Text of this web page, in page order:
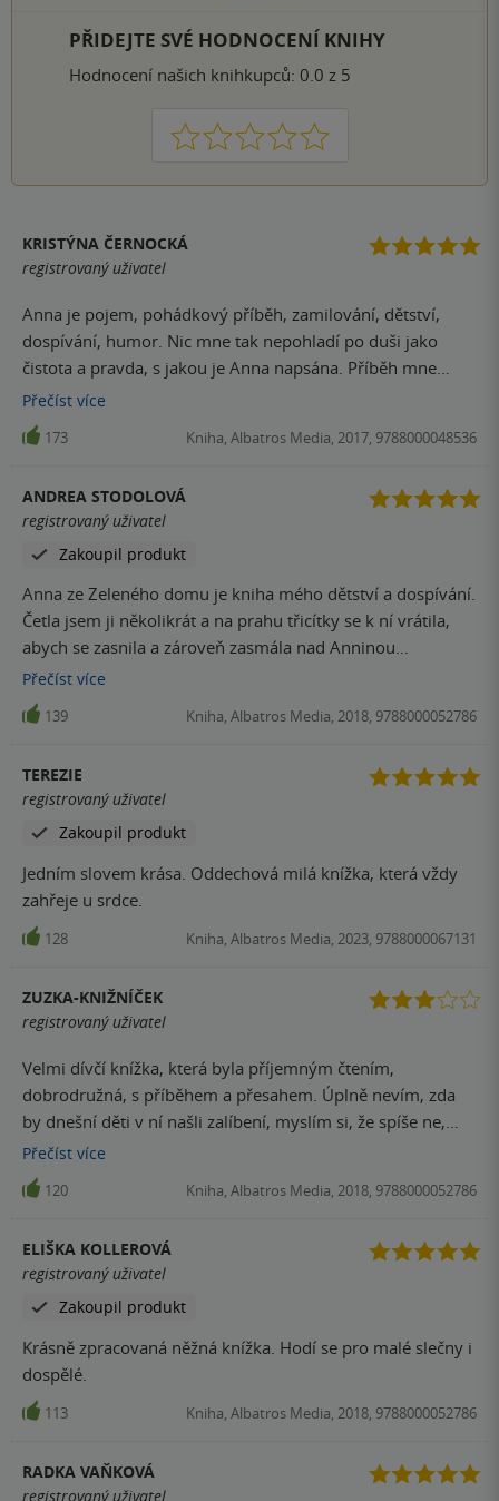
PŘIDEJTE SVÉ HODNOCENÍ KNIHY
Hodnocení našich knihkupců: 0.0 z 5
1 2 3 4 5
KRISTÝNA ČERNOCKÁ
registrovaný uživatel
Anna je pojem, pohádkový příběh, zamilování, dětství,
dospívání, humor. Nic mne tak nepohladí po duši jako
čistota a pravda, s jakou je Anna napsána. Příběh mne
pokaždé okouzlí jinak a stále se k němu vracím.
Přečíst více
173 Kniha, Albatros Media, 2017, 9788000048536
ANDREA STODOLOVÁ
registrovaný uživatel
Zakoupil produkt
Anna ze Zeleného domu je kniha mého dětství a dospívání.
Četla jsem ji několikrát a na prahu třicítky se k ní vrátila,
abych se zasnila a zároveň zasmála nad Anninou
nevinností, jejími nezdařilými pokusy o cokoli,... Knihu
mohu jenom doporučit :-)
Přečíst více
139 Kniha, Albatros Media, 2018, 9788000052786
TEREZIE
registrovaný uživatel
Zakoupil produkt
Jedním slovem krása. Oddechová milá knížka, která vždy
zahřeje u srdce.
128 Kniha, Albatros Media, 2023, 9788000067131
ZUZKA-KNIŽNÍČEK
registrovaný uživatel
Velmi dívčí knížka, která byla příjemným čtením,
dobrodružná, s příběhem a přesahem. Úplně nevím, zda
by dnešní děti v ní našli zalíbení, myslím si, že spíše ne,
bohužel. Knížka je to velmi milá, ale nepatří mezi mé
nejoblíbenější, v tomto jdu asi trošku proti proudu (ostatní
na ni mají jen a jen chválu), ale je to tak, nadšení se u mě
pravděpodobně nebudu.
Přečíst více
120 Kniha, Albatros Media, 2018, 9788000052786
ELIŠKA KOLLEROVÁ
registrovaný uživatel
Zakoupil produkt
Krásně zpracovaná něžná knížka. Hodí se pro malé slečny i
dospělé.
113 Kniha, Albatros Media, 2018, 9788000052786
RADKA VAŇKOVÁ
registrovaný uživatel